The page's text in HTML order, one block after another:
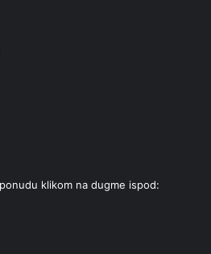
klikom na dugme ispod: